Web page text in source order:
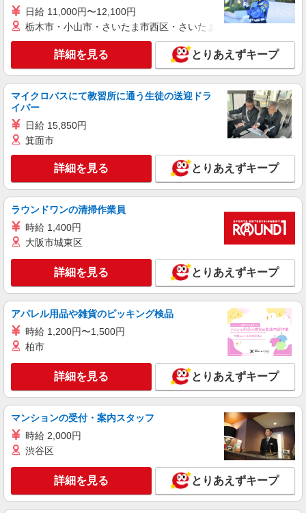
日給 11,000円〜12,100円
栃木市・小山市・さいたま市西区・さいたま市岩槻区・久喜市・
詳細を見る とりあえずキープ
マイクロバスにて教習所に通う生徒の送迎ドラ
イバー
日給 15,850円
箕面市
詳細を見る とりあえずキープ
ラウンドワンの清掃作業員
時給 1,400円
大阪市城東区
詳細を見る とりあえずキープ
アパレル用品や雑貨のピッキング検品
時給 1,200円〜1,500円
柏市
詳細を見る とりあえずキープ
マンションの受付・案内スタッフ
時給 2,000円
渋谷区
詳細を見る とりあえずキープ